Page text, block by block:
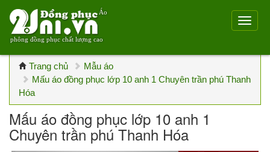
Áo
phông đồng phục chất lượng cao
Trang chủ
Mẫu áo
Mấu áo đồng phục lớp 10 anh 1 Chuyên trần phú Thanh
Hóa
Mấu áo đồng phục lớp 10 anh 1
Chuyên trần phú Thanh Hóa